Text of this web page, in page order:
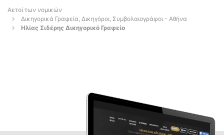
Αετοί των νομικών
Δικηγορικά Γραφεία, Δικηγόροι, Συμβολαιογράφοι - Αθήνα
Ηλίας Σιδέρης Δικηγορικό Γραφείο